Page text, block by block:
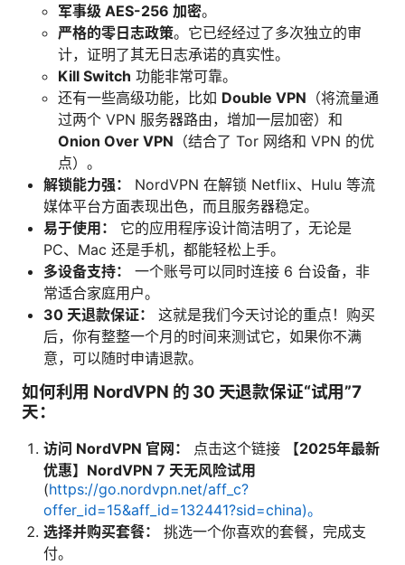
军事级 AES-256 加密。
严格的零日志政策。它已经经过了多次独立的审
计，证明了其无日志承诺的真实性。
Kill Switch 功能非常可靠。
还有一些高级功能，比如 Double VPN （将流量通
过两个 VPN 服务器路由，增加一层加密）和
Onion Over VPN （结合了 Tor 网络和 VPN 的优
点）。
解锁能力强：
NordVPN 在解锁 Netflix、Hulu 等流
媒体平台方面表现出色，而且服务器稳定。
易于使用：
它的应用程序设计简洁明了，无论是
PC、Mac 还是手机，都能轻松上手。
多设备支持：
一个账号可以同时连接 6 台设备，非
常适合家庭用户。
30 天退款保证：
这就是我们今天讨论的重点！购买
后，你有整整一个月的时间来测试它，如果你不满
意，可以随时申请退款。
如何利用 NordVPN 的 30 天退款保证“试用”7
天：
访问 NordVPN 官网： 点击这个链接
【2025年最新
优惠】NordVPN 7 天无风险试用
(https://go.nordvpn.net/aff_c?
offer_id=15&aff_id=132441?sid=china)。
选择并购买套餐：
挑选一个你喜欢的套餐，完成支
付。